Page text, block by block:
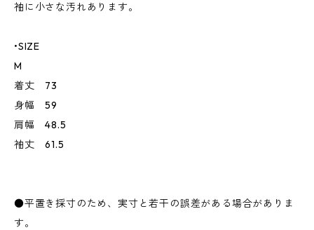
袖に小さな汚れあります。
•SIZE
M
着丈 73
身幅 59
肩幅 48.5
袖丈 61.5
●平置き採寸のため、実寸と若干の誤差がある場合がありま
す。